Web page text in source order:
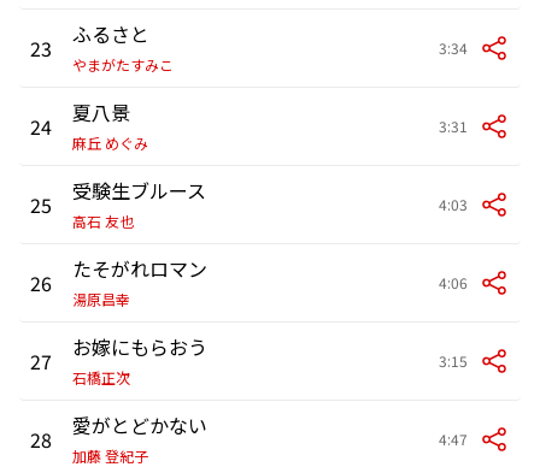
23 ふるさと
やまがたすみこ
3:34
24 夏八景
麻丘 めぐみ
3:31
25 受験生ブルース
高石 友也
4:03
26 たそがれロマン
湯原昌幸
4:06
27 お嫁にもらおう
石橋正次
3:15
28 愛がとどかない
加藤 登紀子
4:47